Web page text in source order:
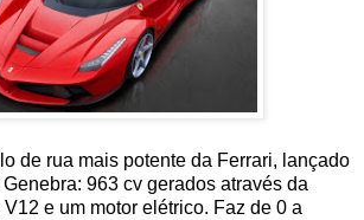
de rua mais potente da Ferrari, lançado
963 cv gerados através da
e um motor elétrico. Faz de 0 a